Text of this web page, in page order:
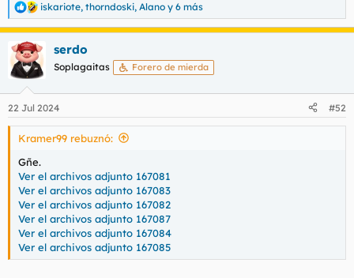
R
e
c
c
i
e
s
iskariote, thorndoski, Alano y 6 más
serdo
Soplagaitas Forero de mierda
22 Jul 2024 #52
Kramer99 rebuznó:
Gñe.
Ver el archivos adjunto 167081
Ver el archivos adjunto 167083
Ver el archivos adjunto 167082
Ver el archivos adjunto 167087
Ver el archivos adjunto 167084
Ver el archivos adjunto 167085